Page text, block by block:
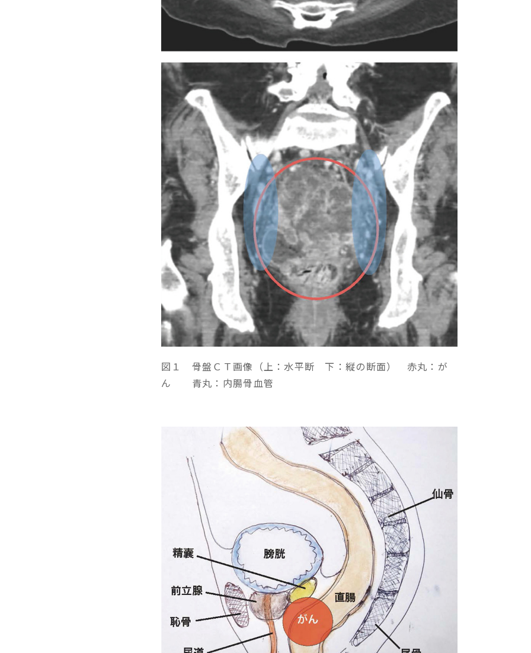
図１ 骨盤ＣＴ画像（上：水平断 下：縦の断面） 赤丸：が
ん 青丸：内腸骨血管